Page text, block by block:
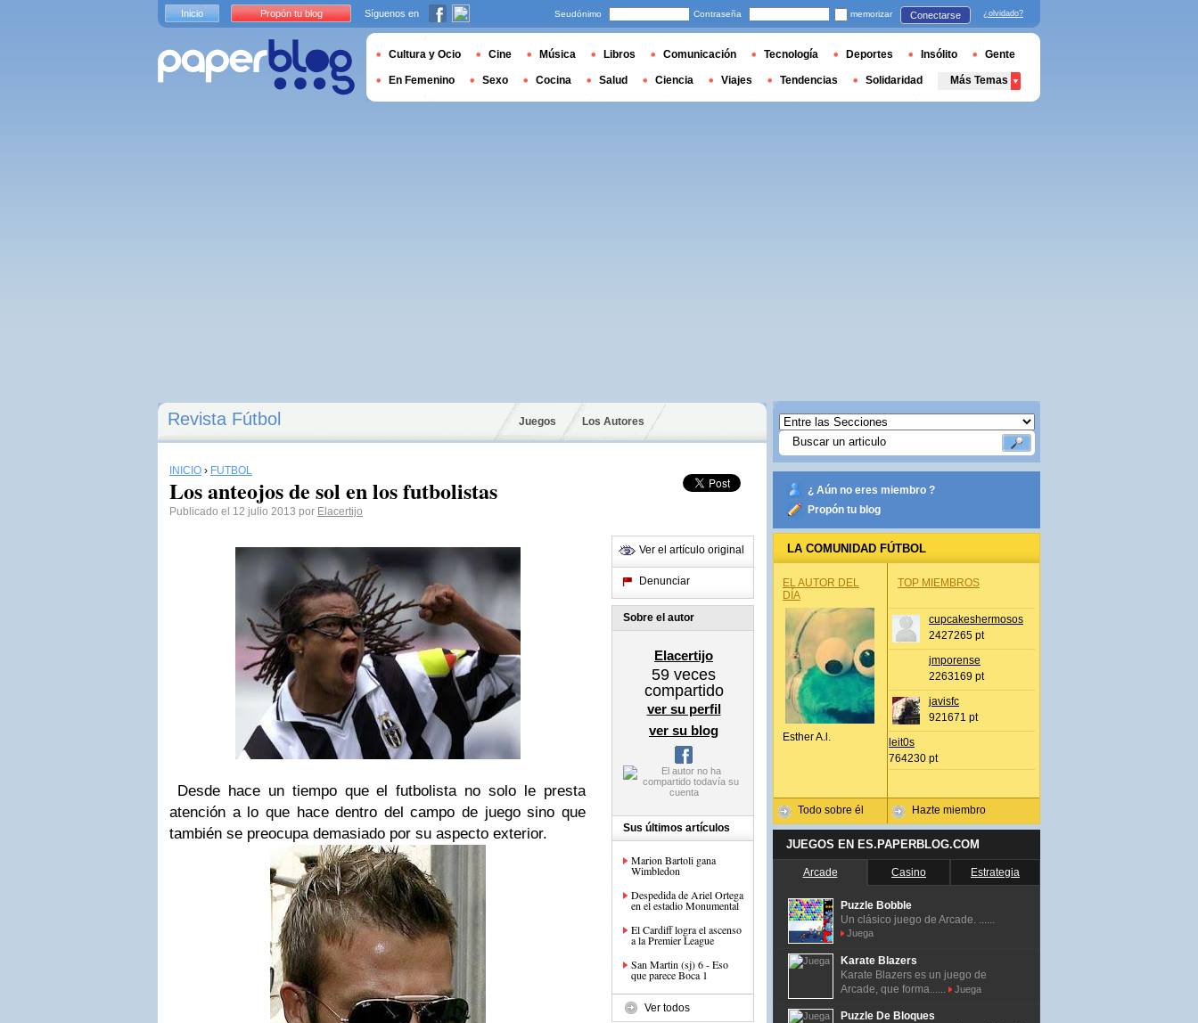
Revista Fútbol Juegos Los Autores
INICIO › FÚTBOL
Los anteojos de sol en los futbolistas
Publicado el 12 julio 2013 por Elacertijo
Desde hace un tiempo que el futbolista no solo le presta
atención a lo que hace dentro del campo de juego sino que
también se preocupa demasiado por su aspecto exterior.
Ver el artículo original
Denunciar
Sobre el autor
Elacertijo
59 veces
compartido
ver su perfil
ver su blog
Sus últimos artículos
Marion Bartoli gana
Wimbledon
Despedida de Ariel Ortega
en el estadio Monumental
El Cardiff logra el ascenso
a la Premier League
San Martin (sj) 6 - Eso
que parece Boca 1
Ver todos
¿ Aún no eres miembro ?
Propón tu blog
LA COMUNIDAD FÚTBOL
EL AUTOR DEL
DÍA
Esther A.l.
Todo sobre él
TOP MIEMBROS
cupcakeshermosos
2427265 pt
jmporense
2263169 pt
javisfc
921671 pt
leit0s
764230 pt
Hazte miembro
JUEGOS EN ES.PAPERBLOG.COM
Arcade Casino Estrategia
Puzzle Bobble
Un clásico juego de Arcade. ......
Juega
Karate Blazers
Karate Blazers es un juego de
Arcade, que forma......
Juega
Puzzle De Bloques
Inicio Propón tu blog Síguenos en Seudónimo Contraseña memorizar Conectarse ¿olvidado?
Cultura y Ocio Cine Música Libros Comunicación Tecnología Deportes Insólito Gente
En Femenino Sexo Cocina Salud Ciencia Viajes Tendencias Solidaridad Más Temas